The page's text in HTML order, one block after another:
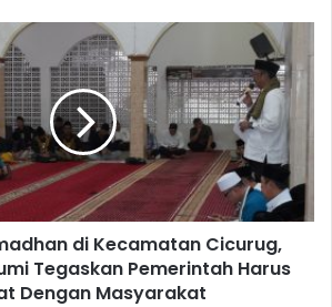
di Kecamatan Cicurug,
Tegaskan Pemerintah Harus
Dengan Masyarakat